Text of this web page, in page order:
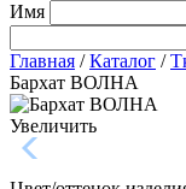
Имя
Главная / Каталог /
Бархат ВОЛНА
Увеличить